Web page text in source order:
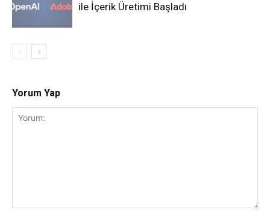
ile İçerik Üretimi Başladı
Yorum Yap